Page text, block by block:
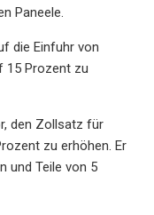
Paneele.
die Einfuhr von
15 Prozent zu
den Zollsatz für
zu erhöhen. Er
und Teile von 5